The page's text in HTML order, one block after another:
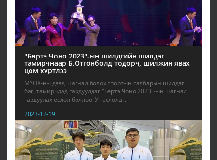
"Бөртэ Чоно 2023"-ын шилдгийн шилдэг
тамирчнаар Б.Отгонболд тодорч, шилжин явах
цом хүртлээ
МҮОХ-ны дээд шагнал болох спортын салбарын шилдэг
баг, тамирчдад гардуулдаг "Бөртэ Чоно 2023"-ын шагнал
гардуулах ёслол боллоо. Уг ёслолд...
2023-12-19